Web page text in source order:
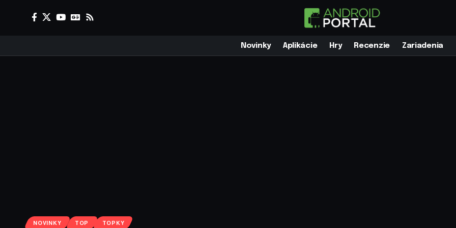
Novinky Aplikácie Hry Recenzie Zariadenia
NOVINKY TOP TOPKY